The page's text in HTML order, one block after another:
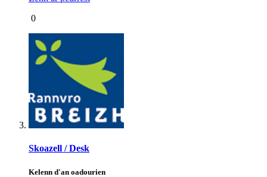
0
Skoazell / Desk
Kelenn d'an oadourien